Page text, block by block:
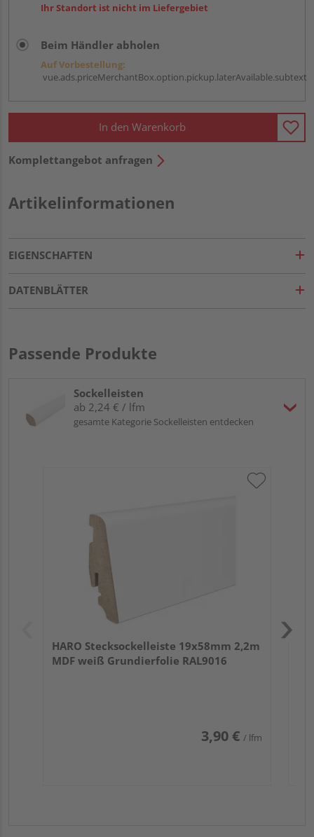
Ihr Standort ist nicht im Liefergebiet
Beim Händler abholen
Auf Vorbestellung:
vue.ads.priceMerchantBox.option.pickup.laterAvailable.subtext
In den Warenkorb
Komplettangebot anfragen
Artikelinformationen
EIGENSCHAFTEN
DATENBLÄTTER
Passende Produkte
Sockelleisten
ab 2,24 € / lfm
gesamte Kategorie Sockelleisten entdecken
HARO Stecksockelleiste 19x58mm 2,2m
MDF weiß Grundierfolie RAL9016
3,90 € / lfm